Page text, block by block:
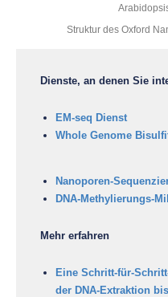
Struktur des Oxford
Dienste, an denen Sie
EM-seq Dienst
Whole Genome
Nanoporen-
DNA-Methylierungs-
Mehr erfahren
Eine Schritt-für-
der DNA-Extraktion